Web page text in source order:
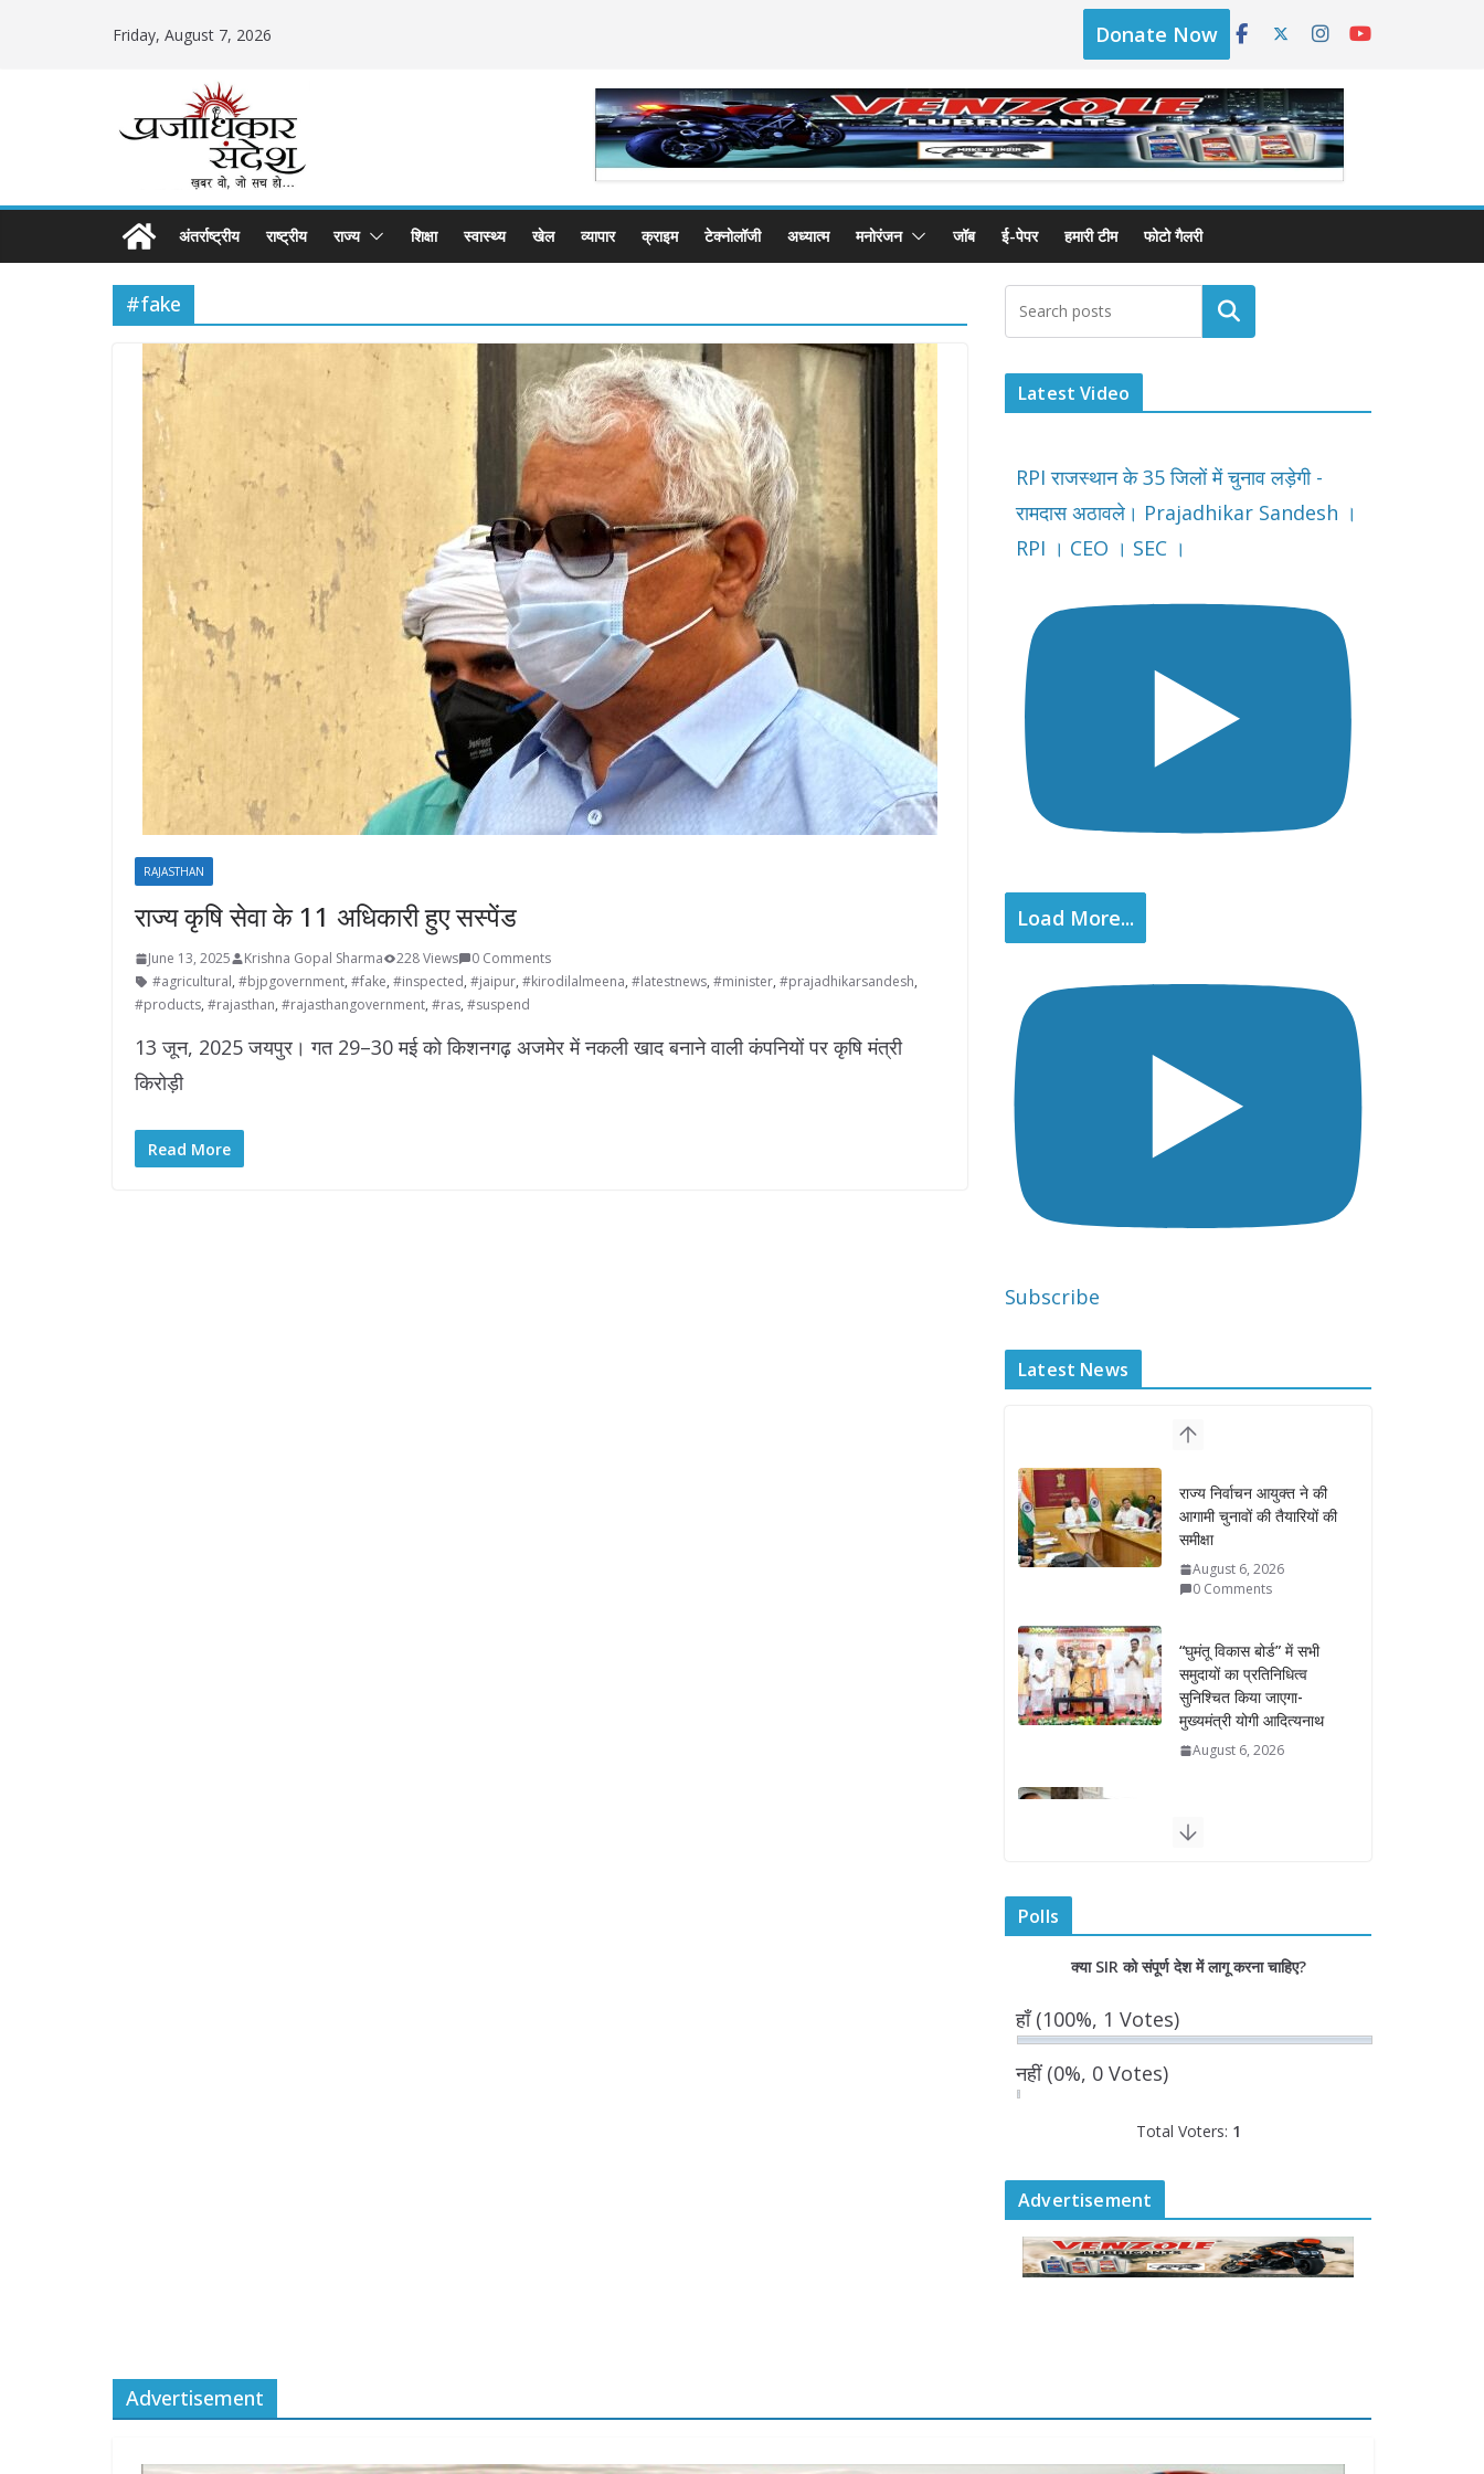
Friday, August 7, 2026 Donate Now
अंतर्राष्ट्रीय राष्ट्रीय राज्य शिक्षा स्वास्थ्य खेल व्यापार क्राइम टेक्नोलॉजी अध्यात्म मनोरंजन जॉब ई-पेपर हमारी टीम फोटो गैलरी
#fake
RAJASTHAN
राज्य कृषि सेवा के 11 अधिकारी हुए सस्पेंड
June 13, 2025 Krishna Gopal Sharma 228 Views
0 Comments
#agricultural, #bjpgovernment, #fake, #inspected, #jaipur, #kirodilalmeena, #latestnews, #minister, #prajadhikarsandesh,
#products, #rajasthan, #rajasthangovernment, #ras, #suspend
13 जून, 2025 जयपुर। गत 29–30 मई को किशनगढ़ अजमेर में नकली खाद बनाने वाली कंपनियों पर कृषि मंत्री
किरोड़ी
Read More
Latest Video
RPI राजस्थान के 35 जिलों में चुनाव लड़ेगी -
रामदास अठावले। Prajadhikar Sandesh ।
RPI । CEO । SEC ।
Load More...
Subscribe
Latest News
“घुमंतू विकास बोर्ड” में सभी
समुदायों का प्रतिनिधित्व
सुनिश्चित किया जाएगा-
मुख्यमंत्री योगी आदित्यनाथ
August 6, 2026
सदन में उजागर हुआ सपा का
दलित-पिछड़ा, युवा, गरीब,
किसान, महिला विरोधी चरित्र-
सीएम योगी
August 6, 2026
उत्कृष्ट सेवाओं के लिए
“भैराना धाम आंदोलन” हुआ
समाप्त, प्रशासन और धाम में
0 Comments
आगामी चुनावों की तैयारियों की
Polls
क्या SIR को संपूर्ण देश में लागू करना चाहिए?
हाँ(100%, 1 Votes)
नहीं(0%, 0 Votes)
Total Voters: 1
Advertisement
Advertisement